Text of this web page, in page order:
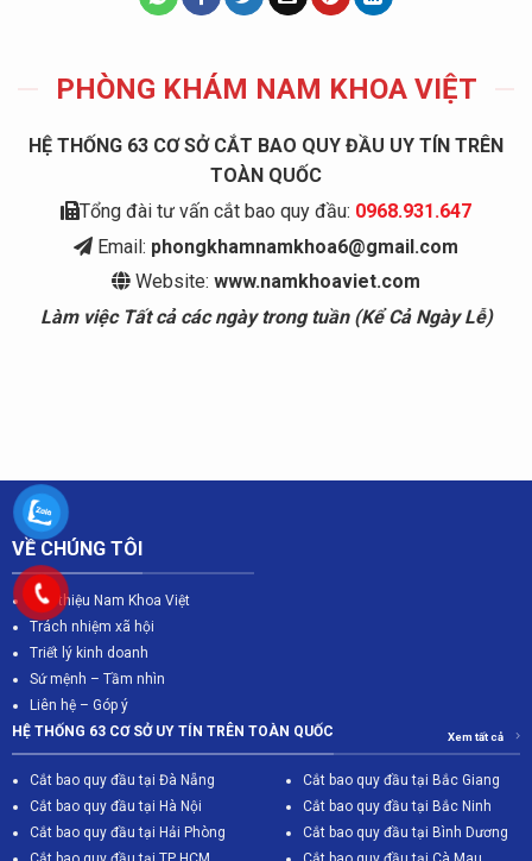
PHÒNG KHÁM NAM KHOA VIỆT
HỆ THỐNG 63 CƠ SỞ CẮT BAO QUY ĐẦU UY TÍN TRÊN
TOÀN QUỐC
Tổng đài tư vấn cắt bao quy đầu: 0968.931.647
Email: phongkhamnamkhoa6@gmail.com
Website: www.namkhoaviet.com
Làm việc Tất cả các ngày trong tuần (Kể Cả Ngày Lễ)
VỀ CHÚNG TÔI
Giới thiệu Nam Khoa Việt
Trách nhiệm xã hội
Triết lý kinh doanh
Sứ mệnh – Tầm nhìn
Liên hệ – Góp ý
HỆ THỐNG 63 CƠ SỞ UY TÍN TRÊN TOÀN QUỐC
Xem tất cả
Cắt bao quy đầu tại Đà Nẵng
Cắt bao quy đầu tại Hà Nội
Cắt bao quy đầu tại Hải Phòng
Cắt bao quy đầu tại Bắc Giang
Cắt bao quy đầu tại Bắc Ninh
Cắt bao quy đầu tại Bình Dương